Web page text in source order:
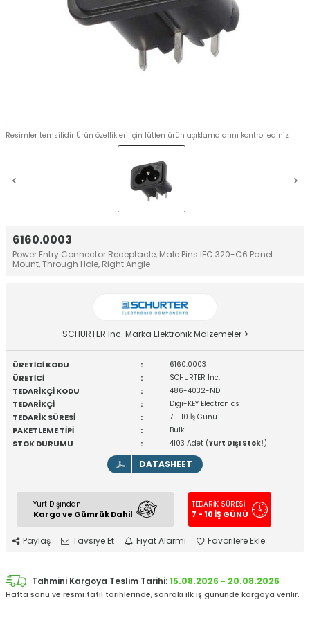
6160.0003
Power Entry Connector Receptacle, Male Pins IEC 320-C6 Panel
Mount, Through Hole, Right Angle
Resimler temsilidir Ürün özellikleri için lütfen ürün açıklamalarını kontrol ediniz
SCHURTER Inc. Marka Elektronik Malzemeler
ÜRETİCİ KODU : 6160.0003
ÜRETİCİ : SCHURTER Inc.
TEDARİKÇİ KODU : 486-4032-ND
TEDARİKÇİ : Digi-KEY Electronics
TEDARİK SÜRESİ : 7 - 10 İş Günü
PAKETLEME TİPİ : Bulk
STOK DURUMU : 4103 Adet (Yurt Dışı Stok!)
DATASHEET
Yurt Dışından
Kargo ve Gümrük Dahil
TEDARİK SÜRESİ
7 - 10 İŞ GÜNÜ
Paylaş Tavsiye Et Fiyat Alarmı Favorilere Ekle
Tahmini Kargoya Teslim Tarihi:15.08.2026 - 20.08.2026
Hafta sonu ve resmi tatil tarihlerinde, sonraki ilk iş gününde kargoya verilir.